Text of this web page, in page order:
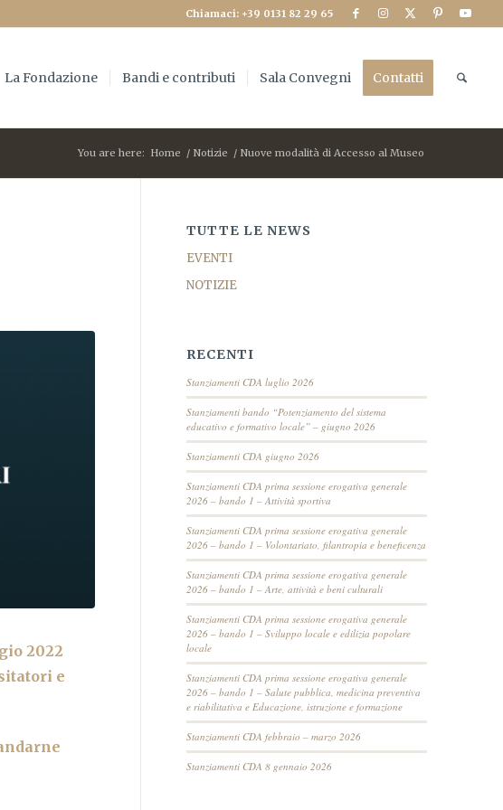
Chiamaci: +39 0131 82 29 65
La Fondazione Bandi e contributi Sala Convegni Contatti
You are here: Home / Notizie / Nuove modalità di Accesso al Museo
2022
e
TUTTE LE NEWS
EVENTI
NOTIZIE
RECENTI
Stanziamenti CDA luglio 2026
Stanziamenti bando “Potenziamento del sistema
educativo e formativo locale” – giugno 2026
Stanziamenti CDA giugno 2026
Stanziamenti CDA prima sessione erogativa generale
2026 – bando 1 – Attività sportiva
Stanziamenti CDA prima sessione erogativa generale
2026 – bando 1 – Volontariato, filantropia e beneficenza
Stanziamenti CDA prima sessione erogativa generale
2026 – bando 1 – Arte, attività e beni culturali
Stanziamenti CDA prima sessione erogativa generale
2026 – bando 1 – Sviluppo locale e edilizia popolare
locale
Stanziamenti CDA prima sessione erogativa generale
2026 – bando 1 – Salute pubblica, medicina preventiva
e riabilitativa e Educazione, istruzione e formazione
Stanziamenti CDA febbraio – marzo 2026
Stanziamenti CDA 8 gennaio 2026